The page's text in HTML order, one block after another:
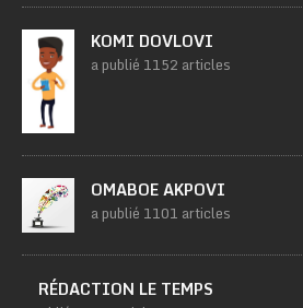
KOMI DOVLOVI
a publié 1152 articles
OMABOE AKPOVI
a publié 1101 articles
RÉDACTION LE TEMPS